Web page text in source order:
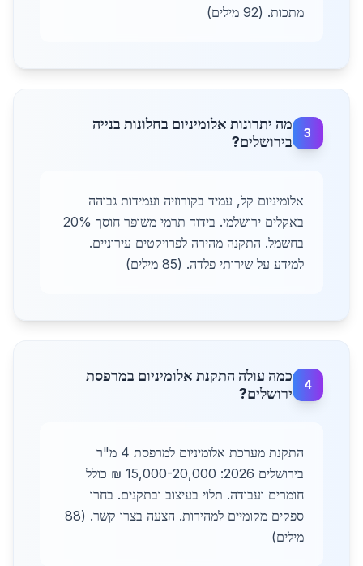
מתכות. (92 מילים)
3
מה יתרונות אלומיניום בחלונות בנייה
בירושלים?
אלומיניום קל, עמיד בקורוזיה ועמידות גבוהה
באקלים ירושלמי. בידוד תרמי משופר חוסך 20%
בחשמל. התקנה מהירה לפרויקטים עירוניים.
למידע על שירותי פלדה. (85 מילים)
4
כמה עולה התקנת אלומיניום במרפסת
ירושלים?
התקנת מערכת אלומיניום למרפסת 4 מ"ר
בירושלים 2026: 15,000-20,000 ₪ כולל
חומרים ועבודה. תלוי בעיצוב ובתקנים. בחרו
ספקים מקומיים למהירות. הצעה בצרו קשר. (88
מילים)